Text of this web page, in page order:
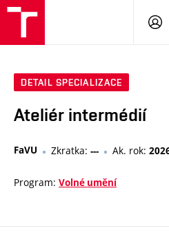
DETAIL SPECIALIZACE
Ateliér intermédií
FaVU Zkratka: --- Ak. rok:
Program: Volné umění